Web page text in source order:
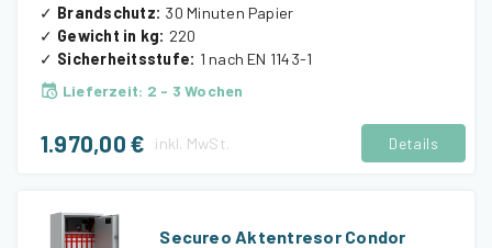
✓ Brandschutz: 30 Minuten Papier
✓ Gewicht in kg: 220
✓ Sicherheitsstufe: 1 nach EN 1143-1
Lieferzeit: 2 - 3 Wochen
1.970,00 € inkl. MwSt. Details
Secureo Aktentresor Condor